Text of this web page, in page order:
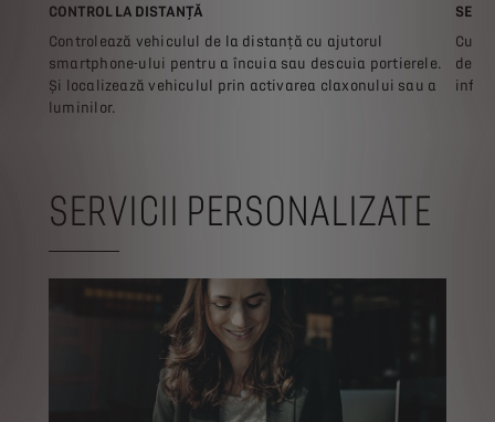
CONTROL LA DISTANȚĂ
Controlează vehiculul de la distanță cu ajutorul
smartphone-ului pentru a încuia sau descuia portierele.
Și localizează vehiculul prin activarea claxonului sau a
luminilor.
Cu
SERVICII PERSONALIZATE